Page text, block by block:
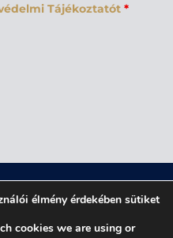
Tájékoztatót *
tájékoztató|
élmény érdekében sütiket
cookies we are using or